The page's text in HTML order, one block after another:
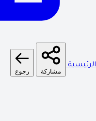
الرئيسية
مشاركة رجوع